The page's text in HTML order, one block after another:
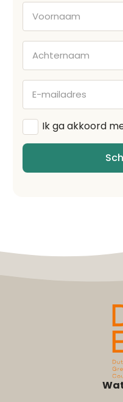
Voornaam
Achternaam
E-
mailadres
Algemene
voorwaarden
Ik ga akkoord